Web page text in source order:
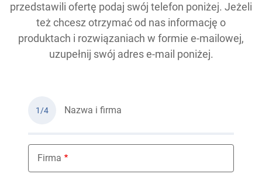
przedstawili ofertę podaj swój telefon poniżej. Jeżeli
też chcesz otrzymać od nas informację o
produktach i rozwiązaniach w formie e-mailowej,
uzupełnij swój adres e-mail poniżej.
1/4 Nazwa i firma
Firma